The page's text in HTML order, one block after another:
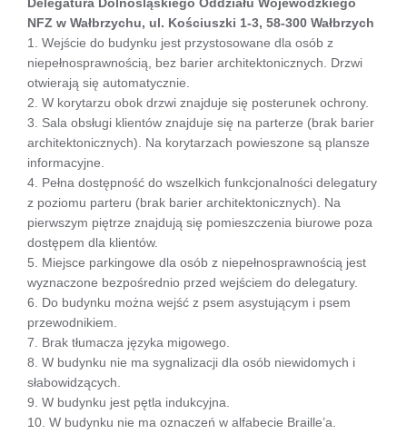
NFZ w Wałbrzychu, ul. Kościuszki 1-3, 58-300 Wałbrzych
1. Wejście do budynku jest przystosowane dla osób z
niepełnosprawnością, bez barier architektonicznych. Drzwi
otwierają się automatycznie.
2. W korytarzu obok drzwi znajduje się posterunek ochrony.
3. Sala obsługi klientów znajduje się na parterze (brak barier
architektonicznych). Na korytarzach powieszone są plansze
informacyjne.
4. Pełna dostępność do wszelkich funkcjonalności delegatury
z poziomu parteru (brak barier architektonicznych). Na
pierwszym piętrze znajdują się pomieszczenia biurowe poza
dostępem dla klientów.
5. Miejsce parkingowe dla osób z niepełnosprawnością jest
wyznaczone bezpośrednio przed wejściem do delegatury.
6. Do budynku można wejść z psem asystującym i psem
przewodnikiem.
7. Brak tłumacza języka migowego.
8. W budynku nie ma sygnalizacji dla osób niewidomych i
słabowidzących.
9. W budynku jest pętla indukcyjna.
10. W budynku nie ma oznaczeń w alfabecie Braille’a.